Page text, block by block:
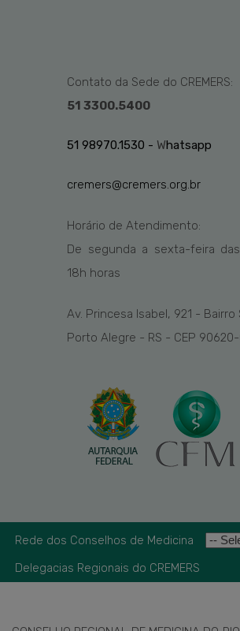
Contato da Sede do CREMERS:
51 3300.5400
51 98970.1530 - Whatsapp
cremers@cremers.org.br
Horário de Atendimento:
De segunda a sexta-feira das
18h horas
Av. Princesa Isabel, 921 - Bairro
Porto Alegre - RS - CEP 90620-
Rede dos Conselhos de Medicina
Delegacias Regionais do CREMERS